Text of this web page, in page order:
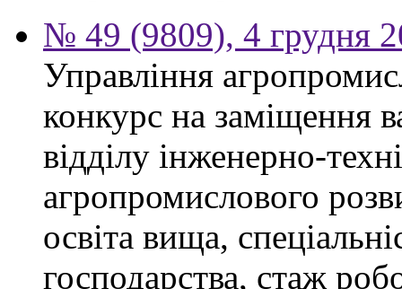
№ 49 (9809), 4 грудня
Управління
конкурс на заміщення
відділу інженерно-
агропромислового
освіта вища,
господарства, стаж